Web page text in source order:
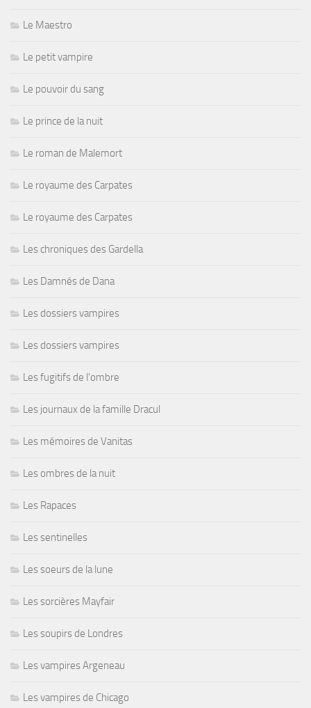
Le Maestro
Le petit vampire
Le pouvoir du sang
Le prince de la nuit
Le roman de Malemort
Le royaume des Carpates
Le royaume des Carpates
Les chroniques des Gardella
Les Damnés de Dana
Les dossiers vampires
Les dossiers vampires
Les fugitifs de l'ombre
Les journaux de la famille Dracul
Les mémoires de Vanitas
Les ombres de la nuit
Les Rapaces
Les sentinelles
Les soeurs de la lune
Les sorcières Mayfair
Les soupirs de Londres
Les vampires Argeneau
Les vampires de Chicago